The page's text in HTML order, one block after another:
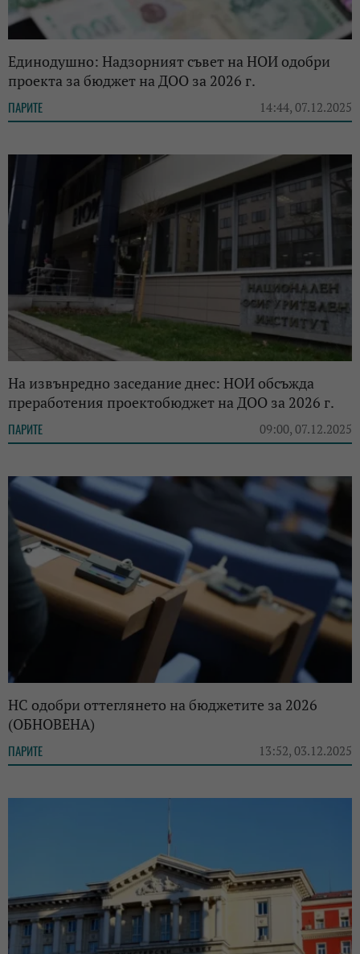
Единодушно: Надзорният съвет на НОИ одобри
проекта за бюджет на ДОО за 2026 г.
ПАРИТЕ 14:44, 07.12.2025
На извънредно заседание днес: НОИ обсъжда
преработения проектобюджет на ДОО за 2026 г.
ПАРИТЕ 09:00, 07.12.2025
НС одобри оттеглянето на бюджетите за 2026
(ОБНОВЕНА)
ПАРИТЕ 13:52, 03.12.2025